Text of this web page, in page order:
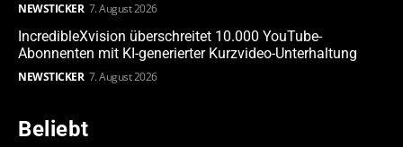
NEWSTICKER 7. August 2026
IncredibleXvision überschreitet 10.000 YouTube-
Abonnenten mit KI-generierter Kurzvideo-Unterhaltung
NEWSTICKER 7. August 2026
Beliebt